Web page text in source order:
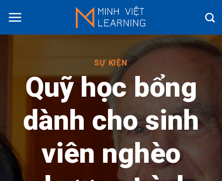
SỰ KIỆN
Quỹ học bổng
dành cho sinh
viên nghèo